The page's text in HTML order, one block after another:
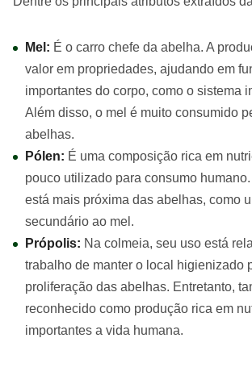
Mel: É o carro chefe da abelha. A
valor em propriedades, ajudando em
importantes do corpo, como o sistema
Além disso, o mel é muito consumido
abelhas.
Pólen: É uma composição rica em
pouco utilizado para consumo
está mais próxima das abelhas, como
secundário ao mel.
Própolis: Na colmeia, seu uso está
trabalho de manter o local higienizado
proliferação das abelhas. Entretanto,
reconhecido como produção rica em
importantes a vida humana.